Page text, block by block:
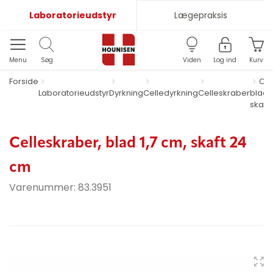
Laboratorieudstyr Lægepraksis
Menu Søg Viden Log ind Kurv
Forside
LaboratorieudstyrDyrkningCelledyrkningCelleskraberblad
skaft
Celleskraber, blad 1,7 cm, skaft 24
cm
Varenummer: 83.3951